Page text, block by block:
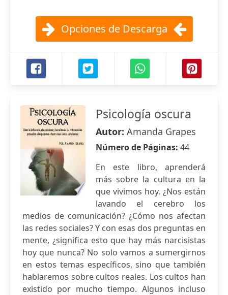
Opciones de Descarga
Psicología oscura
Autor: Amanda Grapes
Número de Páginas: 44
En este libro, aprenderá
más sobre la cultura en la
que vivimos hoy. ¿Nos están
lavando el cerebro los
medios de comunicación? ¿Cómo nos afectan
las redes sociales? Y con esas dos preguntas en
mente, ¿significa esto que hay más narcisistas
hoy que nunca? No solo vamos a sumergirnos
en estos temas específicos, sino que también
hablaremos sobre cultos reales. Los cultos han
existido por mucho tiempo. Algunos incluso